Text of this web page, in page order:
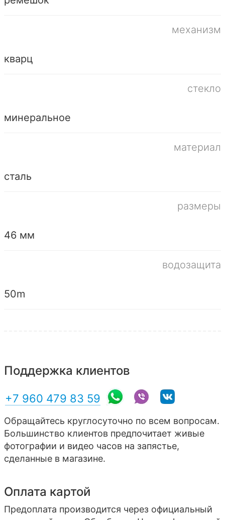
механизм
кварц
стекло
минеральное
материал
сталь
размеры
46 мм
водозащита
50m
Поддержка клиентов
+7 960 479 83 59
Обращайтесь круглосуточно по всем вопросам.
Большинство клиентов предпочитает живые
фотографии и видео часов на запястье,
сделанные в магазине.
Оплата картой
Предоплата производится через официальный